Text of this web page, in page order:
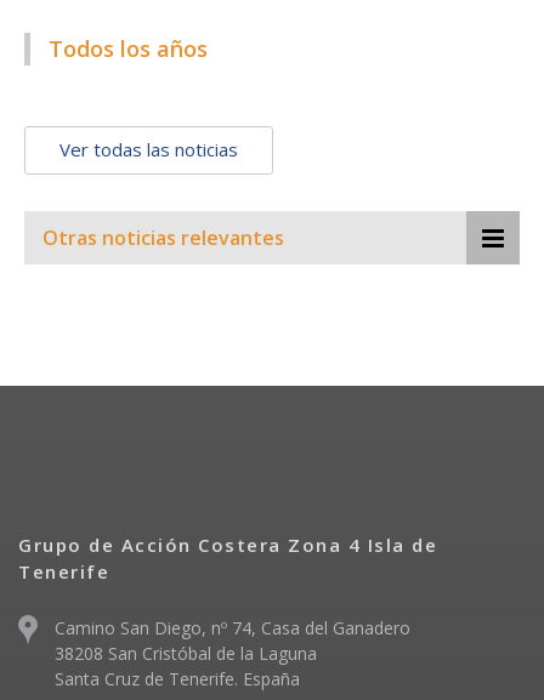
Todos los años
Ver todas las noticias
Otras noticias relevantes
Grupo de Acción Costera Zona 4 Isla de
Tenerife
Camino San Diego, nº 74, Casa del Ganadero
38208 San Cristóbal de la Laguna
Santa Cruz de Tenerife. España